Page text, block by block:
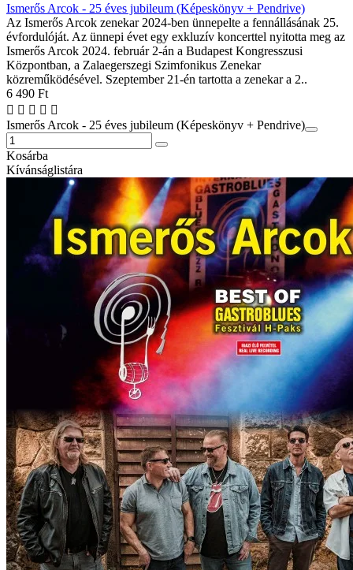
Ismerős Arcok - 25 éves jubileum (Képeskönyv + Pendrive)
Az Ismerős Arcok zenekar 2024-ben ünnepelte a fennállásának 25.
évfordulóját. Az ünnepi évet egy exkluzív koncerttel nyitotta meg az
Ismerős Arcok 2024. február 2-án a Budapest Kongresszusi
Központban, a Zalaegerszegi Szimfonikus Zenekar
közreműködésével. Szeptember 21-én tartotta a zenekar a 2..
6 490 Ft
Ismerős Arcok - 25 éves jubileum (Képeskönyv + Pendrive)
Kosárba
Kívánságlistára